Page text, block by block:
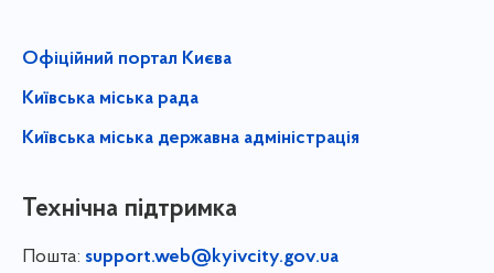
Офіційний портал Києва
Київська міська рада
Київська міська державна адміністрація
Технічна підтримка
Пошта: support.web@kyivcity.gov.ua